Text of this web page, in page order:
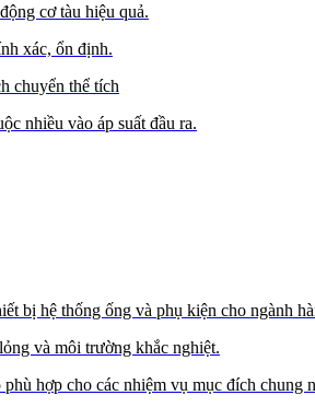
cơ tàu hiệu quả.
xác, ổn định.
chuyển thể tích
nhiều vào áp suất đầu ra.
hệ thống ống và phụ kiện cho ngành
và môi trường khắc nghiệt.
hợp cho các nhiệm vụ mục đích